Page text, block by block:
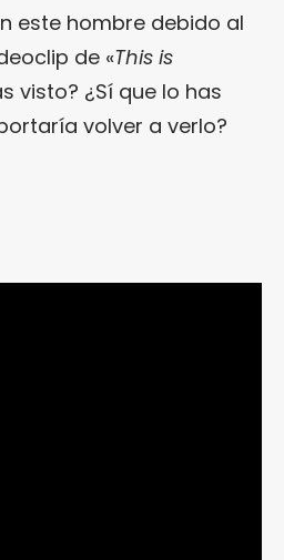
este hombre debido al
de «This is
visto? ¿Sí que lo has
volver a verlo?